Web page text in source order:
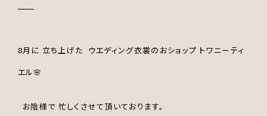
8月に 立ち上げた ウエディング衣裳のおショップ トワニーティ
エル🌸
お陰様で 忙しくさせて頂いております。